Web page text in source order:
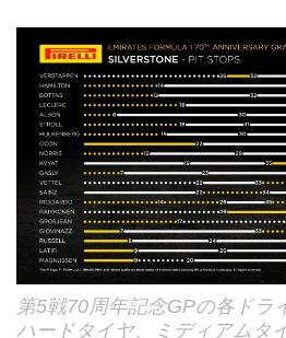
第5戦70周年記念GPの各ドラ
ハードタイヤ、ミディアムタ